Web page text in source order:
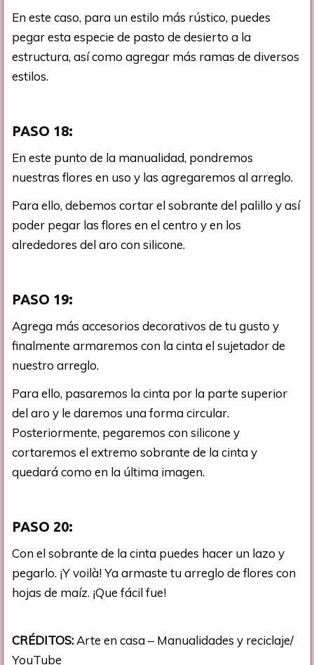
En este caso, para un estilo más rústico, puedes
pegar esta especie de pasto de desierto a la
estructura, así como agregar más ramas de diversos
estilos.
PASO 18:
En este punto de la manualidad, pondremos
nuestras flores en uso y las agregaremos al arreglo.
Para ello, debemos cortar el sobrante del palillo y así
poder pegar las flores en el centro y en los
alrededores del aro con silicone.
PASO 19:
Agrega más accesorios decorativos de tu gusto y
finalmente armaremos con la cinta el sujetador de
nuestro arreglo.
Para ello, pasaremos la cinta por la parte superior
del aro y le daremos una forma circular.
Posteriormente, pegaremos con silicone y
cortaremos el extremo sobrante de la cinta y
quedará como en la última imagen.
PASO 20:
Con el sobrante de la cinta puedes hacer un lazo y
pegarlo. ¡Y voilà! Ya armaste tu arreglo de flores con
hojas de maíz. ¡Que fácil fue!
CRÉDITOS: Arte en casa – Manualidades y reciclaje/
YouTube